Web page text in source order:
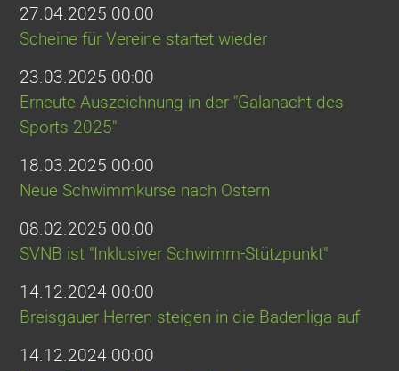
27.04.2025 00:00
Scheine für Vereine startet wieder
23.03.2025 00:00
Erneute Auszeichnung in der "Galanacht des
Sports 2025"
18.03.2025 00:00
Neue Schwimmkurse nach Ostern
08.02.2025 00:00
SVNB ist "Inklusiver Schwimm-Stützpunkt"
14.12.2024 00:00
Breisgauer Herren steigen in die Badenliga auf
14.12.2024 00:00